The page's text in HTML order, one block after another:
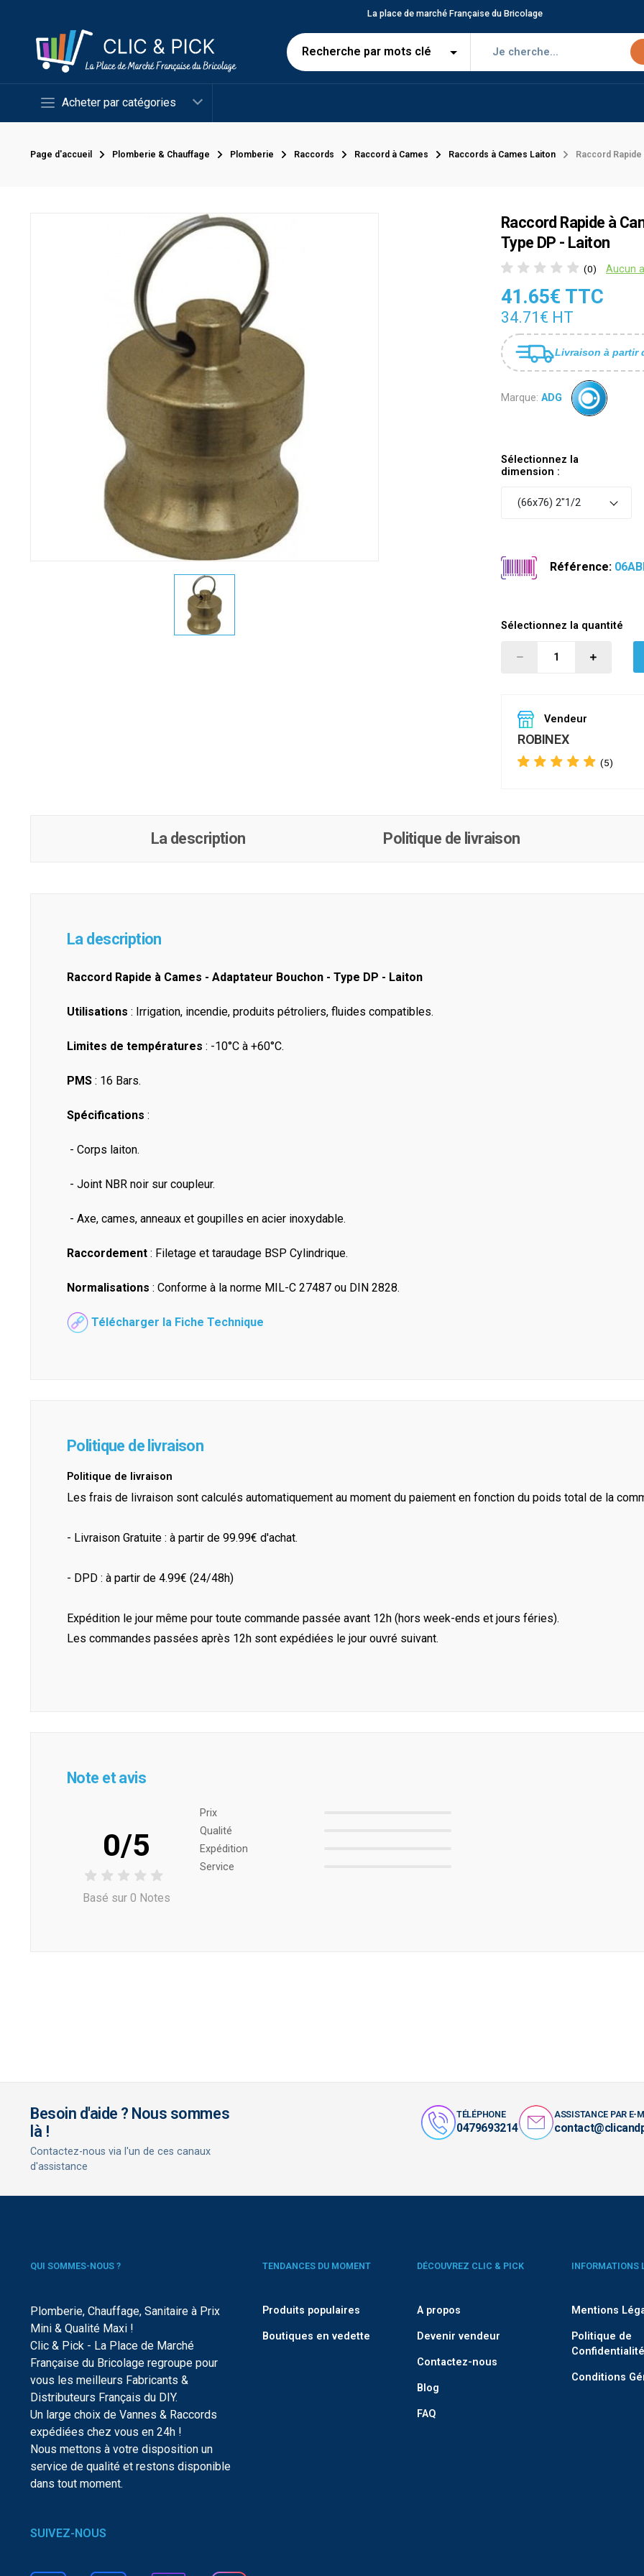
La place de marché Française du Bricolage
Acheter par catégories
Page d'accueil Plomberie & Chauffage Plomberie Raccords Raccord à Cames Raccords à Cames Laiton Raccord
Raccord Rapide à
Type DP - Laiton
(0) Aucun
41.65€ TTC
34.71€ HT
Livraison à partir
Marque: ADG
Sélectionnez la
dimension :
(66x76) 2"1/2
Référence:
Sélectionnez la quantité
Vendeur
ROBINEX
(5)
La description Politique de livraison
La description
Raccord Rapide à Cames - Adaptateur Bouchon - Type DP - Laiton
Utilisations : Irrigation, incendie, produits pétroliers, fluides compatibles.
Limites de températures : -10°C à +60°C.
PMS : 16 Bars.
Spécifications :
- Corps laiton.
- Joint NBR noir sur coupleur.
- Axe, cames, anneaux et goupilles en acier inoxydable.
Raccordement : Filetage et taraudage BSP Cylindrique.
Normalisations : Conforme à la norme MIL-C 27487 ou DIN 2828.
Télécharger la Fiche Technique
Politique de livraison
Politique de livraison
Les frais de livraison sont calculés automatiquement au moment du paiement en fonction du poids total de la
- Livraison Gratuite : à partir de 99.99€ d'achat.
- DPD : à partir de 4.99€ (24/48h)
Expédition le jour même pour toute commande passée avant 12h (hors week-ends et jours féries).
Les commandes passées après 12h sont expédiées le jour ouvré suivant.
Note et avis
0/5
Basé sur 0 Notes
Prix ​​
Qualité
Expédition
Service
Besoin d'aide ? Nous sommes
là !
Contactez-nous via l'un de ces canaux
d'assistance
TÉLÉPHONE
0479693214
ASSISTANCE PAR E-
QUI SOMMES-NOUS ?
Plomberie, Chauffage, Sanitaire à Prix
Mini & Qualité Maxi !
Clic & Pick - La Place de Marché
Française du Bricolage regroupe pour
vous les meilleurs Fabricants &
Distributeurs Français du DIY.
Un large choix de Vannes & Raccords
expédiées chez vous en 24h !
Nous mettons à votre disposition un
service de qualité et restons disponible
dans tout moment.
TENDANCES DU MOMENT
Produits populaires
Boutiques en vedette
DÉCOUVREZ CLIC & PICK
A propos
Devenir vendeur
Contactez-nous
Blog
FAQ
INFORMATIONS
Mentions
Politique de
Confidentialité
Conditions
SUIVEZ-NOUS